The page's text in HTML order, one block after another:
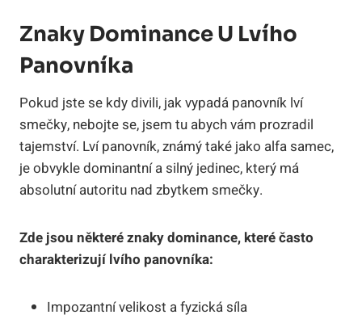
Znaky Dominance U Lvího
Panovníka
Pokud jste se kdy divili, jak vypadá panovník lví
smečky, nebojte se, jsem tu abych vám prozradil
tajemství. Lví panovník, známý také jako alfa samec,
je obvykle dominantní a silný jedinec, který má
absolutní autoritu nad zbytkem smečky.
Zde jsou některé znaky dominance, které často
charakterizují lvího panovníka:
Impozantní velikost a fyzická síla